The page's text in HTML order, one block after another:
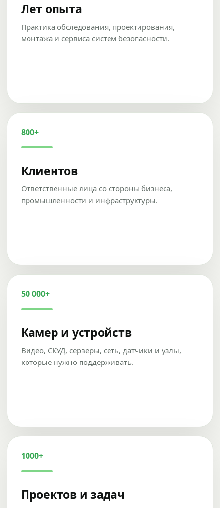
Лет опыта
Практика обследования, проектирования,
монтажа и сервиса систем безопасности.
800+
Клиентов
Ответственные лица со стороны бизнеса,
промышленности и инфраструктуры.
50 000+
Камер и устройств
Видео, СКУД, серверы, сеть, датчики и узлы,
которые нужно поддерживать.
1000+
Проектов и задач